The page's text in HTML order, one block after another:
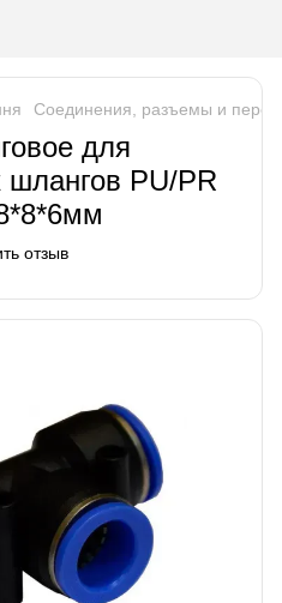
Соединения, разъемы и
для
шлангов PU/PR
отзыв